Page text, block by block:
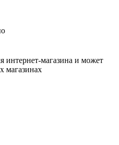
интернет-магазина и может
магазинах